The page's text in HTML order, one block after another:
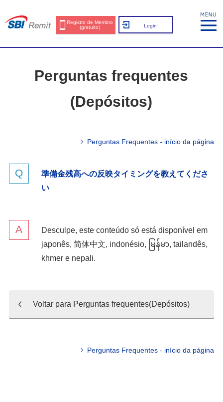
Registro de Membro
(gratuito)
Login
Perguntas frequentes
(Depósitos)
Perguntas Frequentes - início da página
準備金残高への反映タイミングを教えてくださ
い
Desculpe, este conteúdo só está disponível em
japonês, 简体中文, indonésio, မြန်မာ, tailandês,
khmere nepali.
Voltar para Perguntas frequentes(Depósitos)
Perguntas Frequentes - início da página